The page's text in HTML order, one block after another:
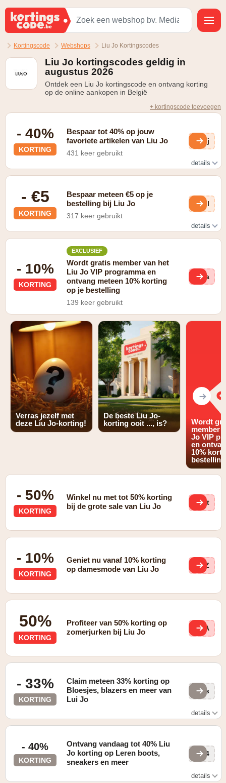
Kortingscode Webshops Liu Jo Kortingscodes
Liu Jo kortingscodes geldig in
augustus 2026
Ontdek een Liu Jo kortingscode en ontvang korting
op de online aankopen in België
+ kortingscode toevoegen
- 40%
KORTING
Bespaar tot 40% op jouw
favoriete artikelen van Liu Jo
431 keer gebruikt
4Yj
details
- €5
KORTING
Bespaar meteen €5 op je
bestelling bij Liu Jo
317 keer gebruikt
TJl
details
- 10%
KORTING
EXCLUSIEF
Wordt gratis member van het
Liu Jo VIP programma en
ontvang meteen 10% korting
op je bestelling
139 keer gebruikt
Via
Verras jezelf met
deze Liu Jo-korting!
De beste Liu Jo-
korting ooit ..., is?
Wordt
member
Jo VIP
en
10%
bestelling
- 50%
KORTING
Winkel nu met tot 50% korting
bij de grote sale van Liu Jo
JHt
- 10%
KORTING
Geniet nu vanaf 10% korting
op damesmode van Liu Jo
UjZ
50%
KORTING
Profiteer van 50% korting op
zomerjurken bij Liu Jo
DWA
- 33%
KORTING
Claim meteen 33% korting op
Bloesjes, blazers en meer van
Lui Jo
wXs
details
- 40%
KORTING
Ontvang vandaag tot 40% Liu
Jo korting op Leren boots,
sneakers en meer
h34
details